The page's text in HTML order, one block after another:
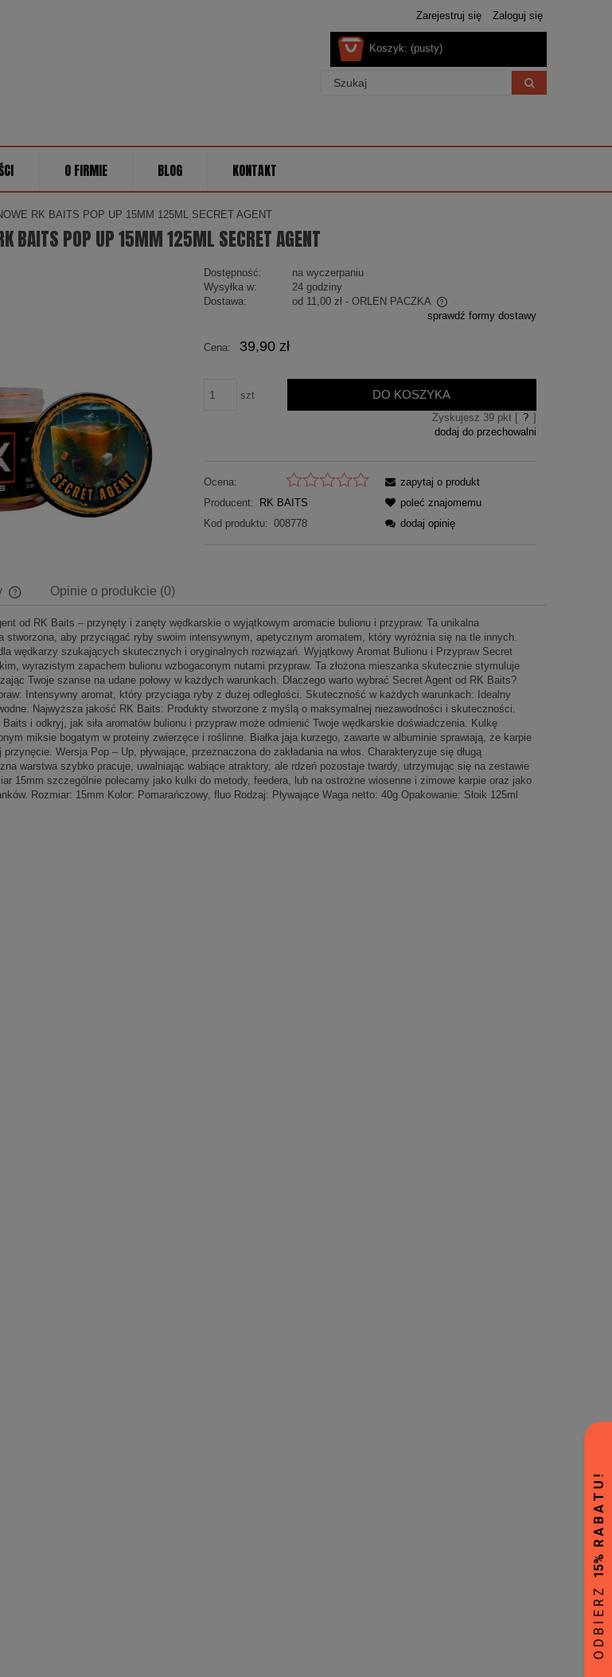
Zarejestruj się Zaloguj się
Koszyk: (pusty)
O FIRMIE BLOG KONTAKT
RK BAITS POP UP 15MM 125ML SECRET AGENT
BAITS POP UP 15MM 125ML SECRET AGENT
Dostępność:
na wyczerpaniu
Wysyłka w:
24 godziny
Dostawa:
od 11,00 zł - ORLEN PACZKA
płatności
sprawdź formy dostawy
Cena: 39,90 zł
szt DO KOSZYKA
Zyskujesz 39pkt [ ? ]
dodaj do przechowalni
Ocena:
Producent:
RK BAITS
Kod produktu: 008778
zapytaj o produkt
poleć znajomemu
dodaj opinię
Cena nie zawiera ewentualnych kosztów
płatności
Opinie o produkcie (0)
od RK Baits – przynęty i zanęty wędkarskie o wyjątkowym aromacie bulionu i przypraw. Ta unikalna
stworzona, aby przyciągać ryby swoim intensywnym, apetycznym aromatem, który wyróżnia się na tle innych.
wędkarzy szukających skutecznych i oryginalnych rozwiązań. Wyjątkowy Aromat Bulionu i Przypraw Secret
wyrazistym zapachem bulionu wzbogaconym nutami przypraw. Ta złożona mieszanka skutecznie stymuluje
Twoje szanse na udane połowy w każdych warunkach. Dlaczego warto wybrać Secret Agent od RK Baits?
Intensywny aromat, który przyciąga ryby z dużej odległości. Skuteczność w każdych warunkach: Idealny
Najwyższa jakość RK Baits: Produkty stworzone z myślą o maksymalnej niezawodności i skuteczności.
i odkryj, jak siła aromatów bulionu i przypraw może odmienić Twoje wędkarskie doświadczenia. Kulkę
miksie bogatym w proteiny zwierzęce i roślinne. Białka jaja kurzego, zawarte w albuminie sprawiają, że karpie
Wersja Pop – Up, pływające, przeznaczona do zakładania na włos. Charakteryzuje się długą
warstwa szybko pracuje, uwalniając wabiące atraktory, ale rdzeń pozostaje twardy, utrzymując się na zestawie
15mm szczególnie polecamy jako kulki do metody, feedera, lub na ostrożne wiosenne i zimowe karpie oraz jako
Rozmiar: 15mm Kolor: Pomarańczowy, fluo Rodzaj: Pływające Waga netto: 40g Opakowanie: Słoik 125ml